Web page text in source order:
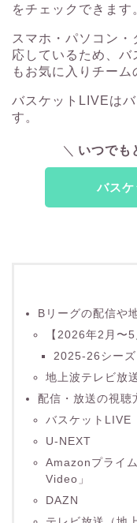
をチェックできます
スマホ・パソコン
応しているため、
もお気に入りチーム
バスケットLIVEは
す。
いつでも
バス
Bリーグの配信や
【2026年2月〜
2025-26シー
地上波テレビ放
配信・放送の視聴
バスケットLIVE
U-NEXT
Amazonプライ
Video」
DAZN